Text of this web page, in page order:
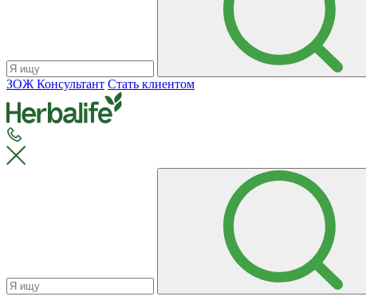
ЗОЖ Консультант Стать клиентом